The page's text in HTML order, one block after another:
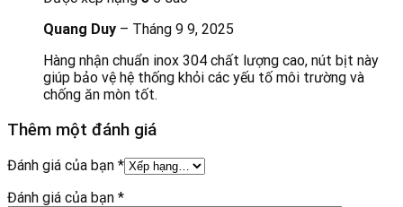
Quang Duy – Tháng 9 9, 2025
Hàng nhận chuẩn inox 304 chất lượng cao, nút bịt này
giúp bảo vệ hệ thống khỏi các yếu tố môi trường và
chống ăn mòn tốt.
Thêm một đánh giá
Đánh giá của bạn *
Đánh giá của bạn *